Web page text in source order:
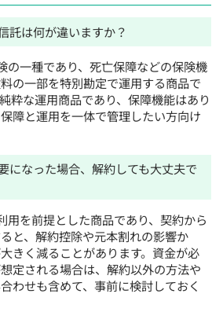
託は何が違いますか？
の一種であり、死亡保障などの保険機
の一部を特別勘定で運用する商品で
粋な運用商品であり、保障機能はあり
障と運用を一体で管理したい方向け
になった場合、解約しても大丈夫で
用を前提とした商品であり、契約から
と、解約控除や元本割れの影響か
きく減ることがあります。資金が必
定される場合は、解約以外の方法や
わせも含めて、事前に検討しておく